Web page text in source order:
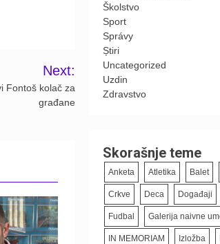
Next:
Fontoš kolač za
građane
Školstvo
Sport
Správy
Știri
Uncategorized
Uzdin
Zdravstvo
Skorašnje teme
Anketa Atletika Balet
Crkve Deca Događaji
Fudbal Galerija naivne
IN MEMORIAM Izložba